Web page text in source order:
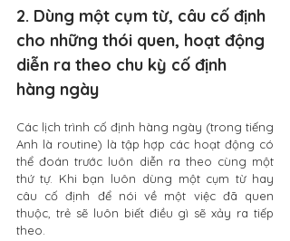
2. Dùng một cụm từ, câu cố định
cho những thói quen, hoạt động
diễn ra theo chu kỳ cố định
hàng ngày
Các lịch trình cố định hàng ngày (trong tiếng
Anh là routine) là tập hợp các hoạt động có
thể đoán trước luôn diễn ra theo cùng một
thứ tự. Khi bạn luôn dùng một cụm từ hay
câu cố định để nói về một việc đã quen
thuộc, trẻ sẽ luôn biết điều gì sẽ xảy ra tiếp
theo.